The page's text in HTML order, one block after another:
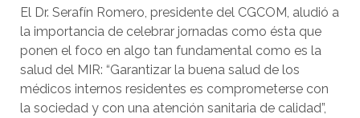
El Dr. Serafín Romero, presidente del CGCOM, aludió a
la importancia de celebrar jornadas como ésta que
ponen el foco en algo tan fundamental como es la
salud del MIR: “Garantizar la buena salud de los
médicos internos residentes es comprometerse con
la sociedad y con una atención sanitaria de calidad”,